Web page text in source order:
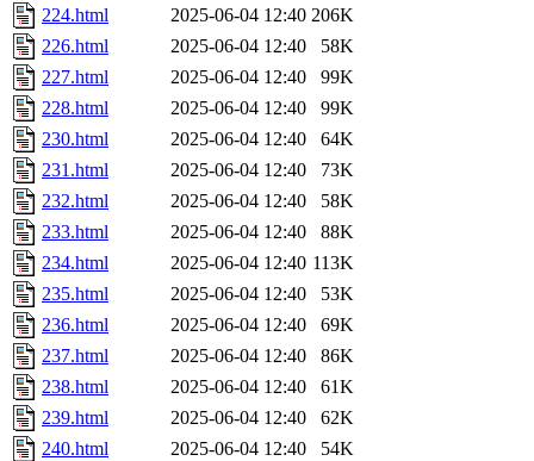
224.html
2025-06-04 12:40 206K
226.html
2025-06-04 12:40
58K
227.html
2025-06-04 12:40
99K
228.html
2025-06-04 12:40
99K
230.html
2025-06-04 12:40
64K
231.html
2025-06-04 12:40
73K
232.html
2025-06-04 12:40
58K
233.html
2025-06-04 12:40
88K
234.html
2025-06-04 12:40 113K
235.html
2025-06-04 12:40
53K
236.html
2025-06-04 12:40
69K
237.html
2025-06-04 12:40
86K
238.html
2025-06-04 12:40
61K
239.html
2025-06-04 12:40
62K
240.html
2025-06-04 12:40
54K